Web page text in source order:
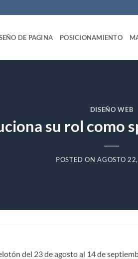
DE PAGINA POSICIONAMIENTO
DISEÑO WEB
su rol como
POSTED ONAGOSTO
del 23 de agosto al 14 de